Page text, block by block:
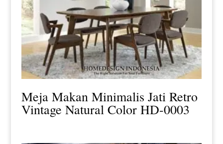
Meja Makan Minimalis Jati Retro
Vintage Natural Color HD-0003